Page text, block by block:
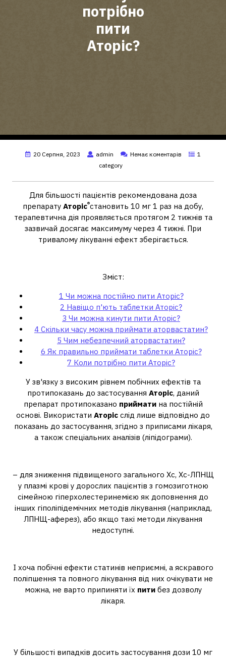
потрібно
пити
Аторіс?
20 Серпня, 2023 admin Немає коментарів
1
category
Для більшості пацієнтів рекомендована доза
препарату Аторіс®становить 10 мг 1 раз на добу,
терапевтична дія проявляється протягом 2 тижнів та
зазвичай досягає максимуму через 4 тижні. При
тривалому лікуванні ефект зберігається.
Зміст:
1 Чи можна постійно пити Аторіс?
2 Навіщо п'ють таблетки Аторіс?
3 Чи можна кинути пити Аторіс?
4 Скільки часу можна приймати аторвастатин?
5 Чим небезпечний аторвастатин?
6 Як правильно приймати таблетки Аторіс?
7 Коли потрібно пити Аторіс?
У зв'язку з високим рівнем побічних ефектів та
протипоказань до застосування Аторіс, даний
препарат протипоказано прийматина постійній
основі. Використати Аторіс слід лише відповідно до
показань до застосування, згідно з приписами лікаря,
а також спеціальних аналізів (ліпідограми).
– для зниження підвищеного загального Хс, Хс-ЛПНЩ
у плазмі крові у дорослих пацієнтів з гомозиготною
сімейною гіперхолестеринемією як доповнення до
інших гіполіпідемічних методів лікування (наприклад,
ЛПНЩ-аферез), або якщо такі методи лікування
недоступні.
І хоча побічні ефекти статинів неприємні, а яскравого
поліпшення та повного лікування від них очікувати не
можна, не варто припиняти їх питибез дозволу
лікаря.
У більшості випадків досить застосування дози 10 мг